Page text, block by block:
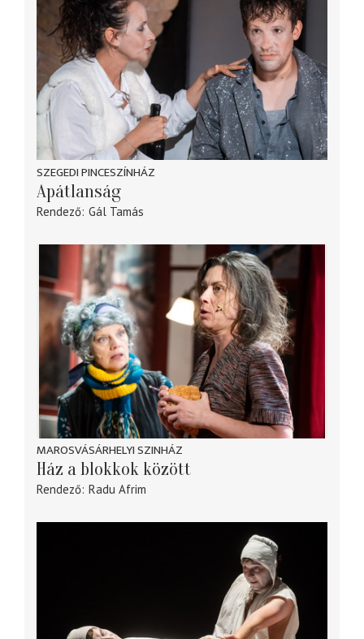
SZEGEDI PINCESZÍNHÁZ
Apátlanság
Rendező Gál Tamás
MAROSVÁSÁRHELYI SZINHÁZ
Ház a blokkok között
Rendező Radu Afrim